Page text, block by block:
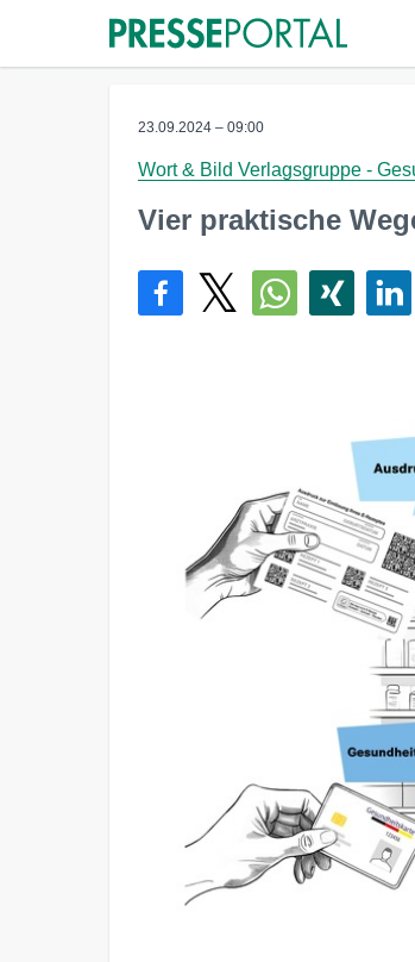
23.09.2024 – 09:00
Wort & Bild Verlagsgruppe -
Vier praktische